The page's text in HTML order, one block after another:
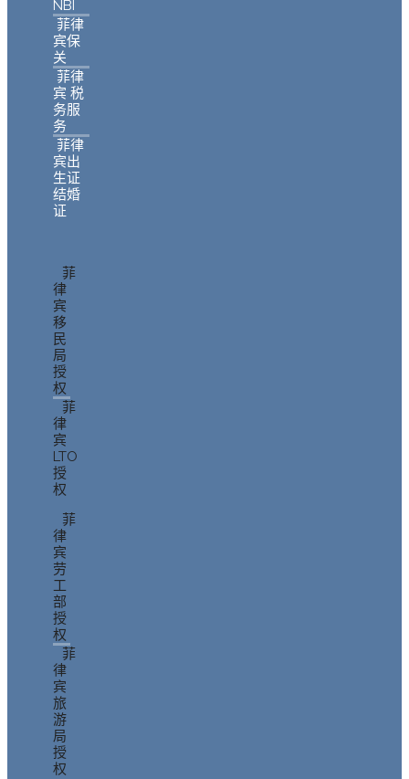
NBI
菲律
宾保
关
菲律
宾 税
务服
务
菲律
宾出
生证
结婚
证
菲
律
宾
移
民
局
授
权
菲
律
宾
LTO
授
权
菲
律
宾
劳
工
部
授
权
菲
律
宾
旅
游
局
授
权